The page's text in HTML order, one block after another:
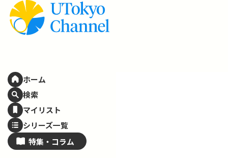
ホーム
検索
マイリスト
シリーズ一覧
特集・ コラム